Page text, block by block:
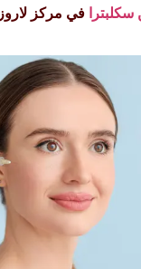
في مركز لاروز